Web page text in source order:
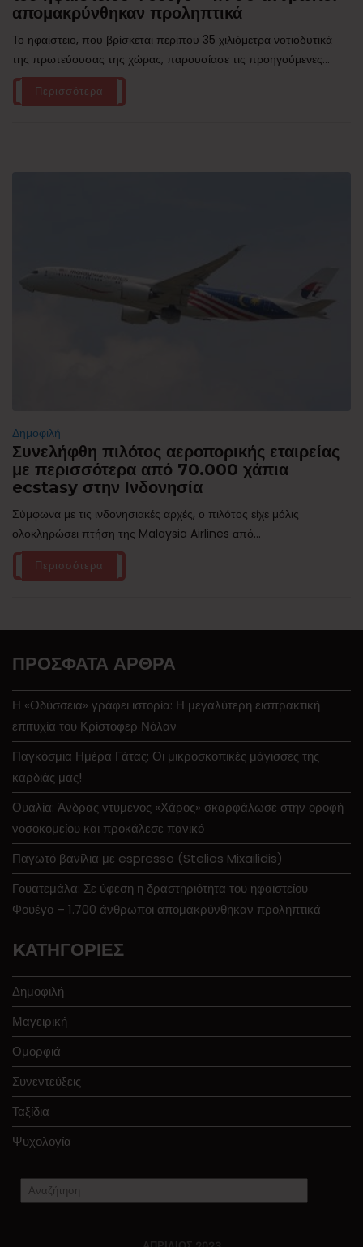
απομακρύνθηκαν προληπτικά
Το ηφαίστειο, που βρίσκεται περίπου 35 χιλιόμετρα νοτιοδυτικά
της πρωτεύουσας της χώρας, παρουσίασε τις προηγούμενες...
Περισσότερα
Δημοφιλή
Συνελήφθη πιλότος αεροπορικής εταιρείας
με περισσότερα από 70.000 χάπια
ecstasy στην Ινδονησία
Σύμφωνα με τις ινδονησιακές αρχές, ο πιλότος είχε μόλις
ολοκληρώσει πτήση της Malaysia Airlines από...
Περισσότερα
ΠΡΌΣΦΑΤΑ ΆΡΘΡΑ
Η «Οδύσσεια» γράφει ιστορία: Η μεγαλύτερη εισπρακτική
επιτυχία του Κρίστοφερ Νόλαν
Παγκόσμια Ημέρα Γάτας: Οι μικροσκοπικές μάγισσες της
καρδιάς μας!
Ουαλία: Άνδρας ντυμένος «Χάρος» σκαρφάλωσε στην οροφή
νοσοκομείου και προκάλεσε πανικό
Παγωτό βανίλια με espresso (Stelios Mixailidis)
Γουατεμάλα: Σε ύφεση η δραστηριότητα του ηφαιστείου
Φουέγο – 1.700 άνθρωποι απομακρύνθηκαν προληπτικά
KΑΤΗΓΟΡΊΕΣ
Δημοφιλή
Μαγειρική
Ομορφιά
Συνεντεύξεις
Ταξίδια
Ψυχολογία